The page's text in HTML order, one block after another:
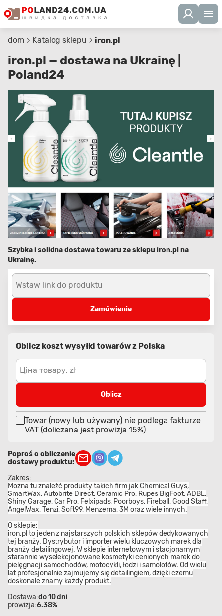
dom Katalog sklepu iron.pl
iron.pl — dostawa na Ukrainę |
Poland24
Szybka i solidna dostawa towaru ze sklepu iron.pl na
Ukrainę.
Wstaw link do produktu
Zamówienie
Oblicz koszt wysyłki towarów z Polska
Ціна товару, zł
Oblicz
Towar (nowy lub używany) nie podlega fakturze
VAT (doliczana jest prowizja 15%)
Poproś o obliczenie
dostawy produktu:
Zakres:
Można tu znaleźć produkty takich firm jak Chemical Guys,
SmartWax, Autobrite Direct, Ceramic Pro, Rupes BigFoot, ADBL,
Shiny Garage, Car Pro, Felxipads, Poorboys, Fireball, Good Staff,
AngelWax, Tenzi, Soft99, Menzerna, 3M oraz wiele innych.
O sklepie:
iron.pl to jeden z najstarszych polskich sklepów dedykowanych
tej branży. Dystrybutor i importer wielu kluczowych marek dla
branży detailingowej. W sklepie internetowym i stacjonarnym
starannie wyselekcjonowane kosmetyki cenionych marek do
pielęgnacji samochodów, motocykli, łodzi i samolotów. Od wielu
lat profesjonalnie zajmujemy się detailingiem, dzięki czemu
doskonale znamy każdy produkt.
Dostawa:do 10 dni
prowizja:6.38%